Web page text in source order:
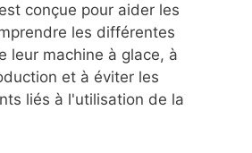
conçue pour aider les
les différentes
leur machine à glace, à
et à éviter les
liés à l'utilisation de la